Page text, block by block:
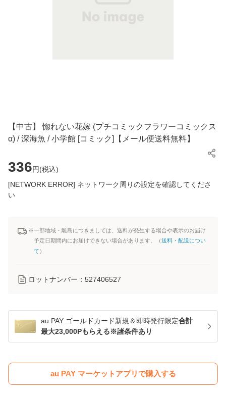
【中古】 惚れない花嫁 (プチコミックフラワーコミックス
α) / 深海魚 / 小学館 [コミック]【メール便送料無料】
336円(税込)
[NETWORK ERROR] ネットワーク周りの設定を確認してくださ
い
※一部地域・離島につきましては、送料が発生する場合や表示のお届け
予定日期間内にお届けできない場合があります。（送料・配送につい
て ）
ロットナンバー： 527406527
au PAY ゴールドカード新規＆即時発行限定合計
最大23,000Pもらえる※諸条件あり
au PAY マーケットアプリで購入する